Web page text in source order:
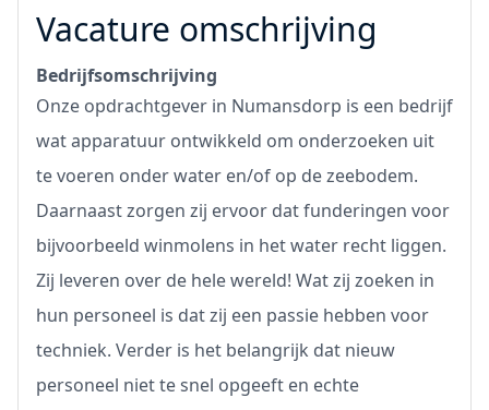
Vacature omschrijving
Bedrijfsomschrijving
Onze opdrachtgever in Numansdorp is een bedrijf
wat apparatuur ontwikkeld om onderzoeken uit
te voeren onder water en/of op de zeebodem.
Daarnaast zorgen zij ervoor dat funderingen voor
bijvoorbeeld winmolens in het water recht liggen.
Zij leveren over de hele wereld! Wat zij zoeken in
hun personeel is dat zij een passie hebben voor
techniek. Verder is het belangrijk dat nieuw
personeel niet te snel opgeeft en echte